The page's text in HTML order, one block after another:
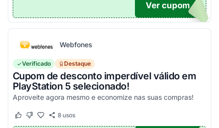
O100
Ver cupom
Webfones
Verificado Destaque
Cupom de desconto imperdível válido em
PlayStation 5 selecionado!
Aproveite agora mesmo e economize nas suas compras!
Este cupom funcionou
Este cupom não funcionou
8usos